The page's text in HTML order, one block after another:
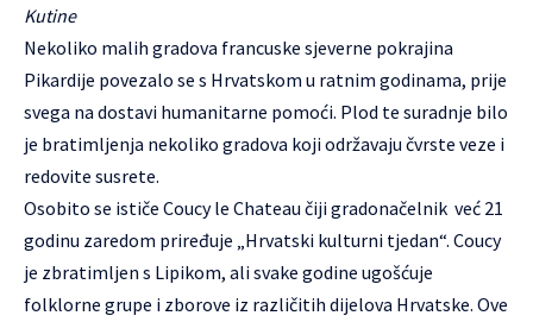
Kutine
Nekoliko malih gradova francuske sjeverne pokrajina
Pikardije povezalo se s Hrvatskom u ratnim godinama, prije
svega na dostavi humanitarne pomoći. Plod te suradnje bilo
je bratimljenja nekoliko gradova koji održavaju čvrste veze i
redovite susrete.
Osobito se ističe Coucy le Chateau čiji gradonačelnik već 21
godinu zaredom priređuje „Hrvatski kulturni tjedan“. Coucy
je zbratimljen s Lipikom, ali svake godine ugošćuje
folklorne grupe i zborove iz različitih dijelova Hrvatske. Ove